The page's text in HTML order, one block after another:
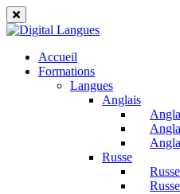
Accueil
Formations
Langues
Anglais
Russe